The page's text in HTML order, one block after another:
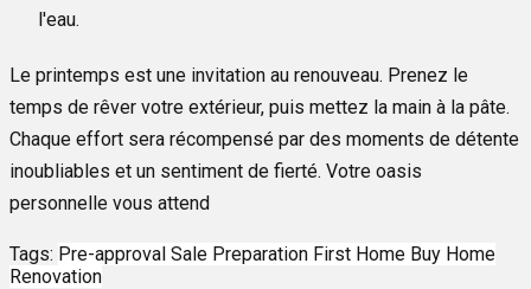
l'eau.
Le printemps est une invitation au renouveau. Prenez le
temps de rêver votre extérieur, puis mettez la main à la pâte.
Chaque effort sera récompensé par des moments de détente
inoubliables et un sentiment de fierté. Votre oasis
personnelle vous attend
Tags: Pre-approval Sale Preparation First Home Buy Home
Renovation